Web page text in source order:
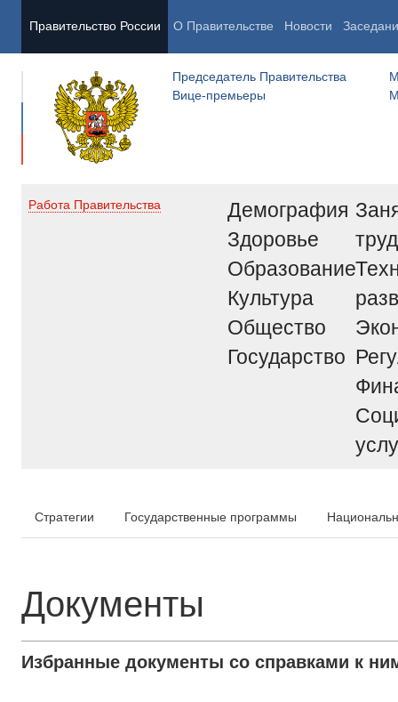
Правительство России О Правительстве Новости
Председатель Правительства
Вице-премьеры
Работа Правительства
Демография
Здоровье
Образование
Культура
Общество
Государство
труд
Стратегии Государственные программы
Документы
Избранные документы со справками к